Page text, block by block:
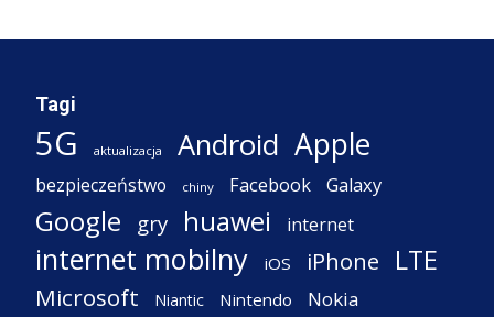
Tagi
5G aktualizacja Android Apple
bezpieczeństwo chiny Facebook Galaxy
Google gry huawei internet
internet mobilny iOS iPhone LTE
Microsoft Niantic Nintendo Nokia